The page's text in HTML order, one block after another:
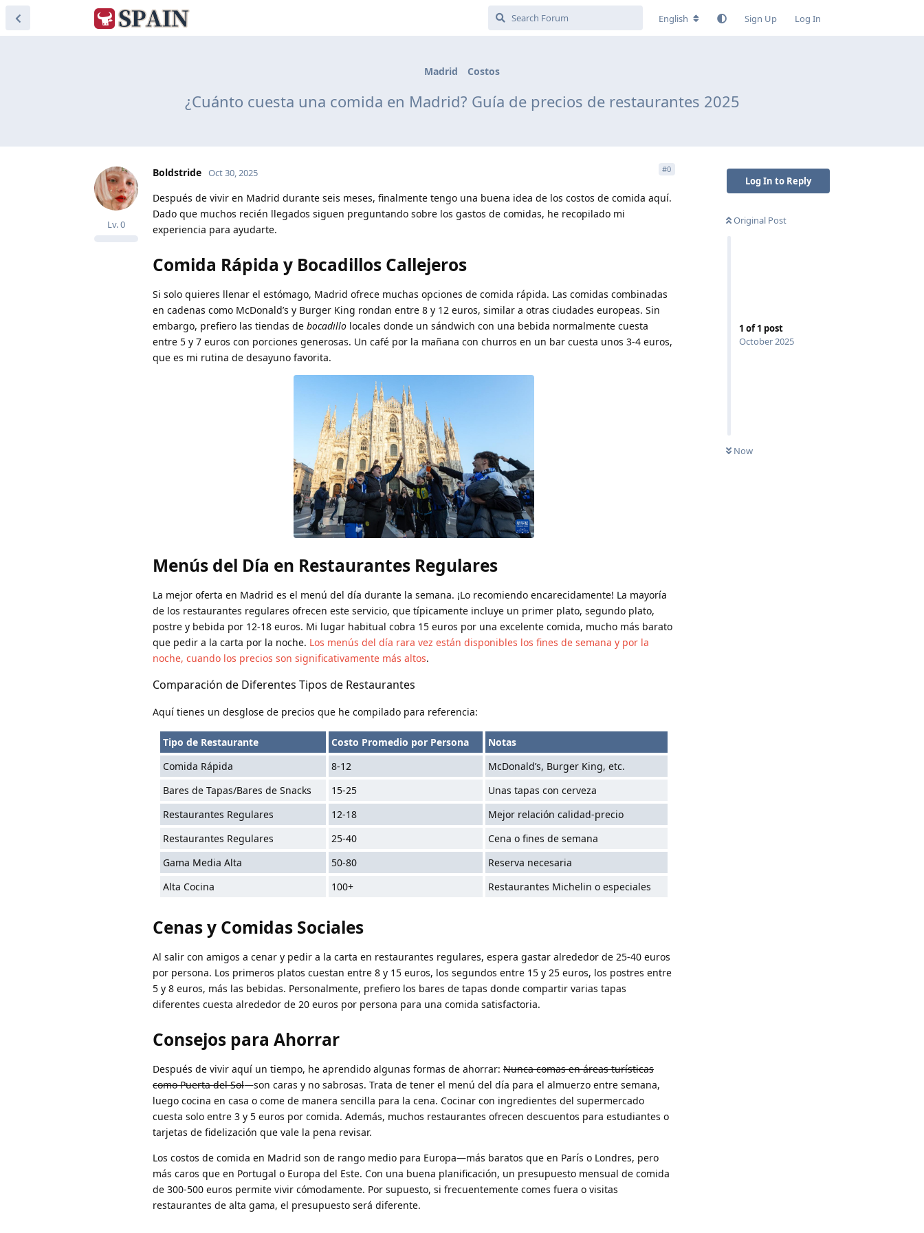
English Sign Up Log In
Madrid Costos
¿Cuánto cuesta una comida en Madrid? Guía de precios de restaurantes 2025
Log In to Reply
Original Post
1 of1 post
October 2025
Now
Boldstride
Lv.0
Oct 30, 2025 #0
Después de vivir en Madrid durante seis meses, finalmente tengo una buena idea de los costos de comida aquí.
Dado que muchos recién llegados siguen preguntando sobre los gastos de comidas, he recopilado mi
experiencia para ayudarte.
Comida Rápida y Bocadillos Callejeros
Si solo quieres llenar el estómago, Madrid ofrece muchas opciones de comida rápida. Las comidas combinadas
en cadenas como McDonald’s y Burger King rondan entre 8 y 12 euros, similar a otras ciudades europeas. Sin
embargo, prefiero las tiendas de bocadillo locales donde un sándwich con una bebida normalmente cuesta
entre 5 y 7 euros con porciones generosas. Un café por la mañana con churros en un bar cuesta unos 3-4 euros,
que es mi rutina de desayuno favorita.
Menús del Día en Restaurantes Regulares
La mejor oferta en Madrid es el menú del día durante la semana. ¡Lo recomiendo encarecidamente! La mayoría
de los restaurantes regulares ofrecen este servicio, que típicamente incluye un primer plato, segundo plato,
postre y bebida por 12-18 euros. Mi lugar habitual cobra 15 euros por una excelente comida, mucho más barato
que pedir a la carta por la noche. Los menús del día rara vez están disponibles los fines de semana y por la
noche, cuando los precios son significativamente más altos.
Comparación de Diferentes Tipos de Restaurantes
Aquí tienes un desglose de precios que he compilado para referencia:
Tipo de Restaurante Costo Promedio por Persona
Notas
Comida Rápida
8-12
McDonald’s, Burger King, etc.
Bares de Tapas/Bares de Snacks
15-25
Unas tapas con cerveza
Restaurantes Regulares
12-18
Mejor relación calidad-precio
Restaurantes Regulares
25-40
Cena o fines de semana
Gama Media Alta
50-80
Reserva necesaria
Alta Cocina
100+ Restaurantes Michelin o especiales
Cenas y Comidas Sociales
Al salir con amigos a cenar y pedir a la carta en restaurantes regulares, espera gastar alrededor de 25-40 euros
por persona. Los primeros platos cuestan entre 8 y 15 euros, los segundos entre 15 y 25 euros, los postres entre
5 y 8 euros, más las bebidas. Personalmente, prefiero los bares de tapas donde compartir varias tapas
diferentes cuesta alrededor de 20 euros por persona para una comida satisfactoria.
Consejos para Ahorrar
Después de vivir aquí un tiempo, he aprendido algunas formas de ahorrar: Nunca comas en áreas turísticas
como Puerta del Sol—son caras y no sabrosas. Trata de tener el menú del día para el almuerzo entre semana,
luego cocina en casa o come de manera sencilla para la cena. Cocinar con ingredientes del supermercado
cuesta solo entre 3 y 5 euros por comida. Además, muchos restaurantes ofrecen descuentos para estudiantes o
tarjetas de fidelización que vale la pena revisar.
Los costos de comida en Madrid son de rango medio para Europa—más baratos que en París o Londres, pero
más caros que en Portugal o Europa del Este. Con una buena planificación, un presupuesto mensual de comida
de 300-500 euros permite vivir cómodamente. Por supuesto, si frecuentemente comes fuera o visitas
restaurantes de alta gama, el presupuesto será diferente.